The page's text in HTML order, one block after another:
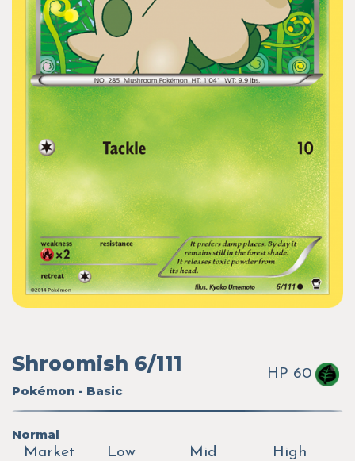
Shroomish 6/111
Pokémon - Basic
HP 60
Normal
Market
Low
Mid
High